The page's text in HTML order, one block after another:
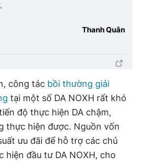
Thanh Quân
công tác bồi thường giải
tại một số DA NOXH rất khó
độ thực hiện DA chậm,
thực hiện được. Nguồn vốn
ưu đãi để hỗ trợ các chủ
hiện đầu tư DA NOXH, cho